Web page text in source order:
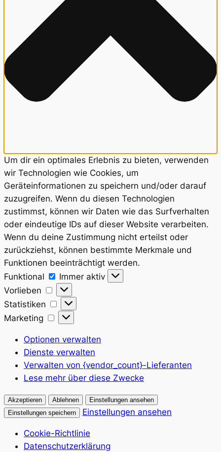
Um dir ein optimales Erlebnis zu bieten, verwenden
wir Technologien wie Cookies, um
Geräteinformationen zu speichern und/oder darauf
zuzugreifen. Wenn du diesen Technologien
zustimmst, können wir Daten wie das Surfverhalten
oder eindeutige IDs auf dieser Website verarbeiten.
Wenn du deine Zustimmung nicht erteilst oder
zurückziehst, können bestimmte Merkmale und
Funktionen beeinträchtigt werden.
Funktional
Funktional
Immer aktiv
Vorlieben
Vorlieben
Statistiken
Statistiken
Marketing
Marketing
Optionen verwalten
Dienste verwalten
Verwalten von {vendor_count}-Lieferanten
Lese mehr über diese Zwecke
Akzeptieren Ablehnen
Einstellungen ansehen
Einstellungen speichern
Einstellungen ansehen
Cookie-Richtlinie
Datenschutzerklärung